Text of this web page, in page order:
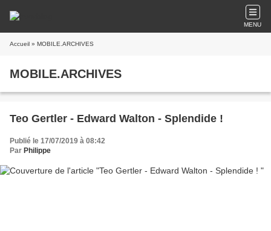
MENU
Accueil » MOBILE.ARCHIVES
MOBILE.ARCHIVES
Teo Gertler - Edward Walton - Splendide !
Publié le 17/07/2019 à 08:42
Par Philippe